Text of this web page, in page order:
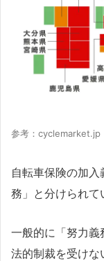
参考：cyclemarket.jp
自転車保険の加
務」と分けられて
一般的に「努力
法的制裁を受けな